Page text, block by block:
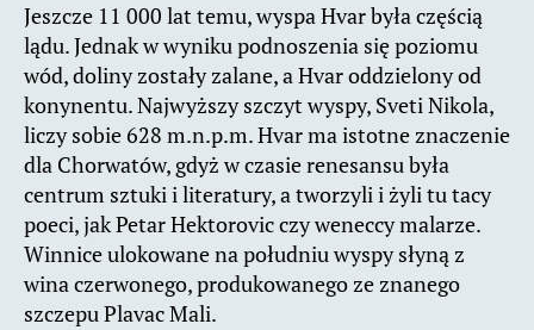
Jeszcze 11 000 lat temu, wyspa Hvar była częścią
lądu. Jednak w wyniku podnoszenia się poziomu
wód, doliny zostały zalane, a Hvar oddzielony od
konynentu. Najwyższy szczyt wyspy, Sveti Nikola,
liczy sobie 628 m.n.p.m. Hvar ma istotne znaczenie
dla Chorwatów, gdyż w czasie renesansu była
centrum sztuki i literatury, a tworzyli i żyli tu tacy
poeci, jak Petar Hektorovic czy weneccy malarze.
Winnice ulokowane na południu wyspy słyną z
wina czerwonego, produkowanego ze znanego
szczepu Plavac Mali.